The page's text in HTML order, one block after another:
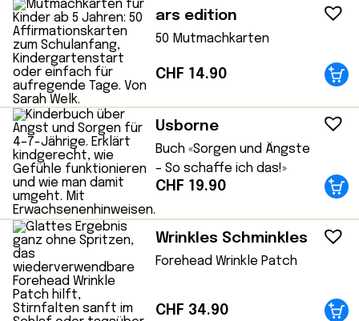
ars edition
50 Mutmachkarten
CHF 14.90
Usborne
Buch «Sorgen und Ängste
– So schaffe ich das!»
CHF 19.90
Wrinkles Schminkles
Forehead Wrinkle Patch
CHF 34.90